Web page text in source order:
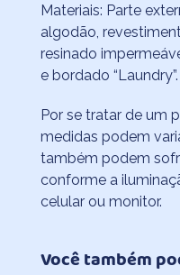
Materiais: Parte
algodão,
resinado
e bordado “Laundry”.
Por se tratar de um
medidas podem
também podem
conforme a
celular ou monitor.
Você também